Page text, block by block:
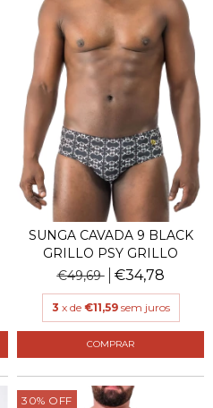
SUNGA CAVADA 9 BLACK
GRILLO PSY GRILLO
€49,69
€34,78
3 x de €11,59 sem juros
COMPRAR
30% OFF